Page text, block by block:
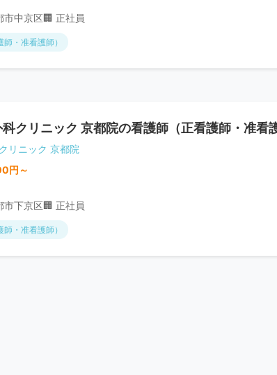
市中京区🏢 正社員
・准看護師）
クリニック 京都院の看護師（正看護師・准看
リニック 京都院
円～
市下京区🏢 正社員
・准看護師）